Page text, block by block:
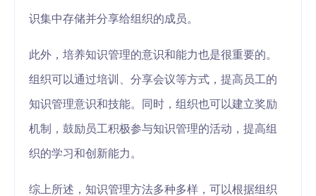
识集中存储并分享给组织的成员。
此外，培养知识管理的意识和能力也是很重要的。
组织可以通过培训、分享会议等方式，提高员工的
知识管理意识和技能。同时，组织也可以建立奖励
机制，鼓励员工积极参与知识管理的活动，提高组
织的学习和创新能力。
综上所述，知识管理方法多种多样，可以根据组织